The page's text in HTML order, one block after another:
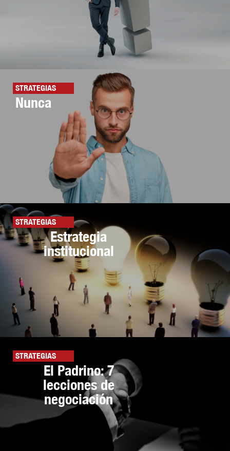
STRATEGIAS
Nunca
STRATEGIAS
Estrategia
institucional
STRATEGIAS
El Padrino: 7
lecciones de
negociación